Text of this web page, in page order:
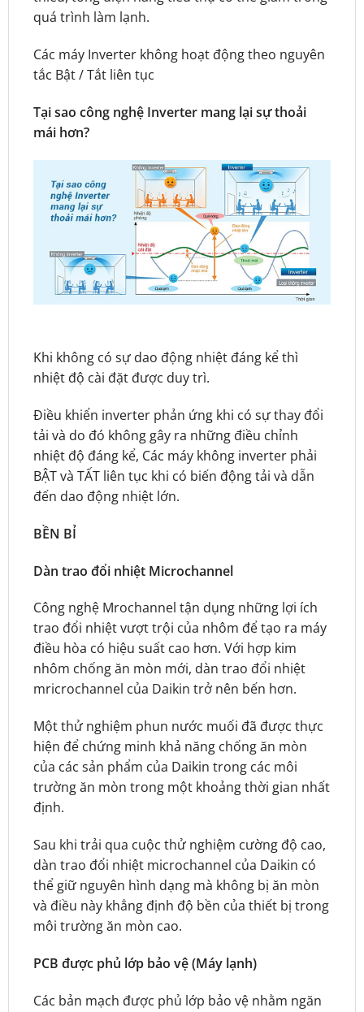
quá trình làm lạnh.
Các máy Inverter không hoạt động theo nguyên
tắc Bật / Tắt liên tục
Tại sao công nghệ Inverter mang lại sự thoải
mái hơn?
Khi không có sự dao động nhiệt đáng kể thì
nhiệt độ cài đặt được duy trì.
Điều khiển inverter phản ứng khi có sự thay đổi
tải và do đó không gây ra những điều chỉnh
nhiệt độ đáng kể, Các máy không inverter phải
BẬT và TẤT liên tục khi có biến động tải và dẫn
đến dao động nhiệt lớn.
BỀN BỈ
Dàn trao đổi nhiệt Microchannel
Công nghệ Mrochannel tận dụng những lợi ích
trao đổi nhiệt vượt trội của nhôm để tạo ra máy
điều hòa có hiệu suất cao hơn. Với hợp kim
nhôm chống ăn mòn mới, dàn trao đổi nhiệt
mricrochannel của Daikin trở nên bến hơn.
Một thử nghiệm phun nước muối đã được thực
hiện để chứng minh khả năng chống ăn mòn
của các sản phẩm của Daikin trong các môi
trường ăn mòn trong một khoảng thời gian nhất
định.
Sau khi trải qua cuộc thử nghiệm cường độ cao,
dàn trao đổi nhiệt microchannel của Daikin có
thể giữ nguyên hình dạng mà không bị ăn mòn
và điều này khẳng định độ bền của thiết bị trong
môi trường ăn mòn cao.
PCB được phủ lớp bảo vệ (Máy lạnh)
Các bản mạch được phủ lớp bảo vệ nhằm ngăn